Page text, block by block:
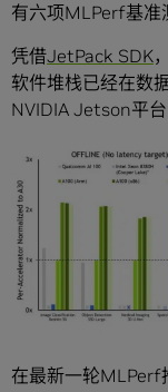
有六项MLPerf基准
凭借JetPack SDK
软件堆栈已经在数
NVIDIA Jetson平
在最新一轮MLPerf